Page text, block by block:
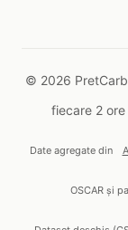
© 2026
fiecare 2
Date agregate din
OSCAR și